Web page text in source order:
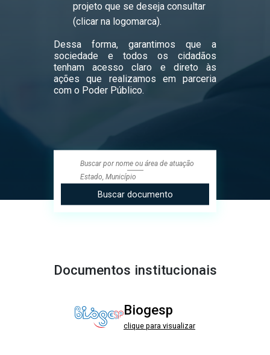
projeto que se deseja consultar
(clicar na logomarca).
Dessa forma, garantimos que a
sociedade e todos os cidadãos
tenham acesso claro e direto às
ações que realizamos em parceria
com o Poder Público.
Buscar documento
Documentos institucionais
Biogesp
clique para visualizar